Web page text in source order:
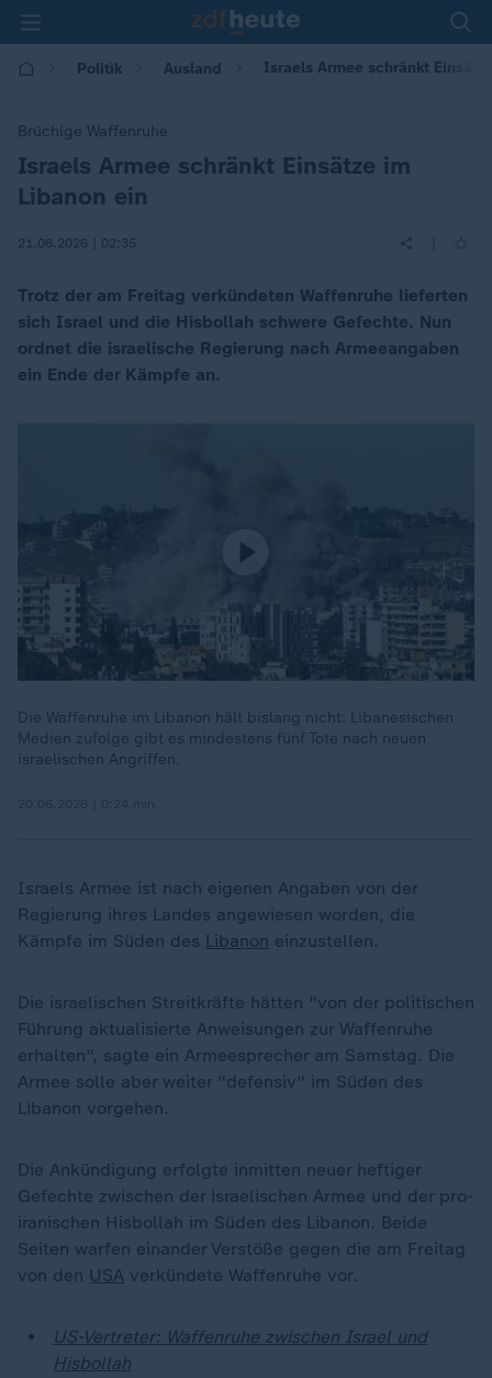
Politik Ausland Israels Armee schränkt
Brüchige Waffenruhe
:
Israels Armee schränkt Einsätze im
Libanon ein
21.06.2026 | 02:35
Trotz der am Freitag verkündeten Waffenruhe lieferten
sich Israel und die Hisbollah schwere Gefechte. Nun
ordnet die israelische Regierung nach Armeeangaben
ein Ende der Kämpfe an.
Die Waffenruhe im Libanon hält bislang nicht: Libanesischen
Medien zufolge gibt es mindestens fünf Tote nach neuen
israelischen Angriffen.
Israels Armee ist nach eigenen Angaben von der
Regierung ihres Landes angewiesen worden, die
Kämpfe im Süden des Libanon einzustellen.
Die israelischen Streitkräfte hätten "von der politischen
Führung aktualisierte Anweisungen zur Waffenruhe
erhalten", sagte ein Armeesprecher am Samstag. Die
Armee solle aber weiter "defensiv" im Süden des
Libanon vorgehen.
Die Ankündigung erfolgte inmitten neuer heftiger
Gefechte zwischen der israelischen Armee und der pro-
iranischen Hisbollah im Süden des Libanon. Beide
Seiten warfen einander Verstöße gegen die am Freitag
von den USA verkündete Waffenruhe vor.
US-Vertreter: Waffenruhe zwischen Israel und
Hisbollah